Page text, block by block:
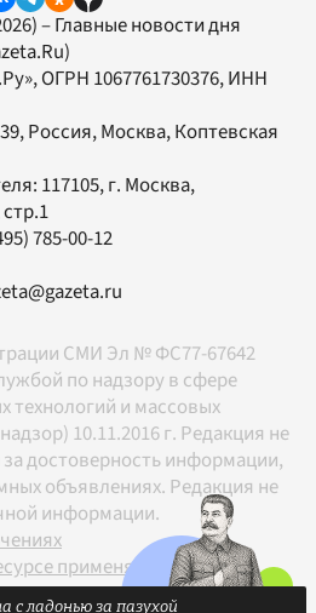
– Главные новости дня
, ОГРН 1067761730376, ИНН
Россия, Москва, Коптевская
117105, г. Москва,
785-00-12
СМИ Эл № ФС77-67642
по надзору в сфере
технологий и массовых
10.11.2016 г. Редакция не
достоверность информации,
объявлениях. Редакция не
информации.
применяются
в соответствии с
ладонью за пазухой